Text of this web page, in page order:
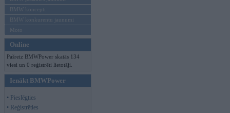
BMW koncepti
BMW konkurentu jaunumi
Moto
Online
Pašreiz BMWPower skatās 134
viesi un 0 reģistrēti lietotāji.
Ienākt BMWPower
• Pieslēgties
• Reģistrēties